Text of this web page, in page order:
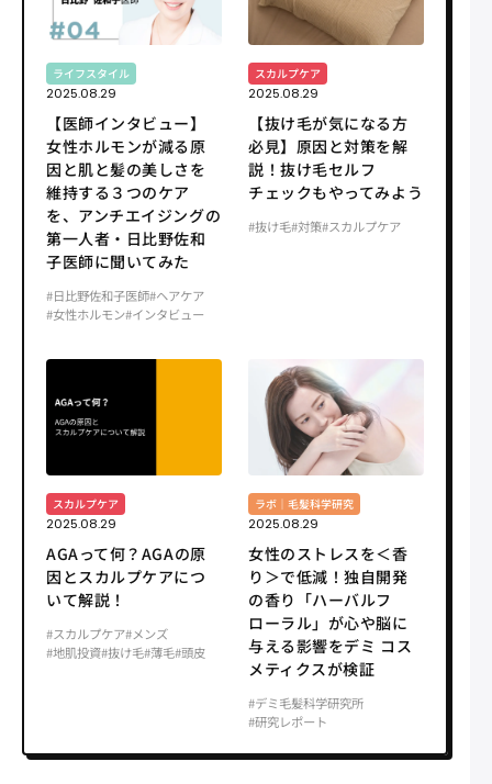
ライフスタイル
2025.08.29
【医師インタビュー】
女性ホルモンが減る原
因と肌と髪の美しさを
維持する３つのケア
を、アンチエイジングの
第一人者・日比野佐和
子医師に聞いてみた
#日比野佐和子医師#ヘアケア
#女性ホルモン#インタビュー
スカルプケア
2025.08.29
【抜け毛が気になる方
必見】原因と対策を解
説！抜け毛セルフ
チェックもやってみよう
#抜け毛#対策#スカルプケア
スカルプケア
2025.08.29
AGAって何？AGAの原
因とスカルプケアにつ
いて解説！
#スカルプケア#メンズ
#地肌投資#抜け毛#薄毛#頭皮
ラボ｜毛髪科学研究
2025.08.29
女性のストレスを＜香
り＞で低減！独自開発
の香り「ハーバルフ
ローラル」が心や脳に
与える影響をデミ コス
メティクスが検証
#デミ毛髪科学研究所
#研究レポート